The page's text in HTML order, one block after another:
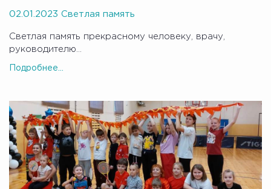
02.01.2023 Светлая память
Светлая память прекрасному человеку, врачу,
руководителю...
Подробнее...